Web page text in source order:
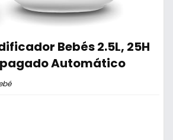
Bebés 2.5L, 25H
Automático